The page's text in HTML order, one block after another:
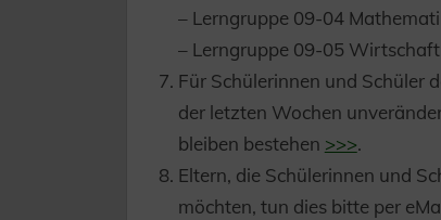
– Lerngruppe 09-04
– Lerngruppe 09-05
Für Schülerinnen und Schüler
der letzten Wochen
bleiben bestehen >>>.
Eltern, die Schülerinnen und
möchten, tun dies bitte per